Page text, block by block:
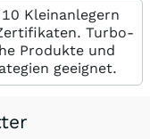
Kleinanlegern
Turbo-
Produkte und
geeignet.